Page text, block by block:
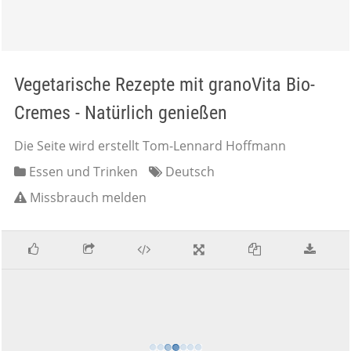
Vegetarische Rezepte mit granoVita Bio-
Cremes - Natürlich genießen
Die Seite wird erstellt Tom-Lennard Hoffmann
Essen und Trinken
Deutsch
Missbrauch melden